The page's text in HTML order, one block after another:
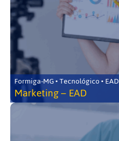
Formiga-MG • Tecnológico • EAD
Marketing – EAD